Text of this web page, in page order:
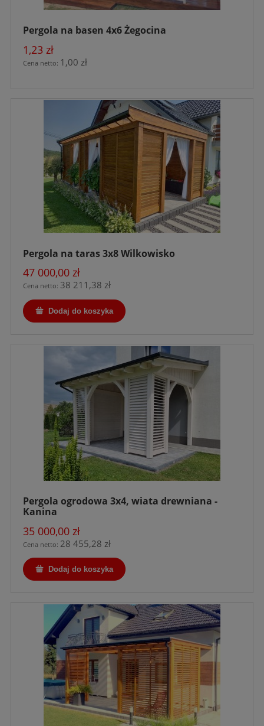
Pergola na basen 4x6 Żegocina
1,23 zł
Cena netto: 1,00 zł
Pergola na taras 3x8 Wilkowisko
47 000,00 zł
Cena netto: 38 211,38 zł
Dodaj do koszyka
Pergola ogrodowa 3x4, wiata drewniana -
Kanina
35 000,00 zł
Cena netto: 28 455,28 zł
Dodaj do koszyka